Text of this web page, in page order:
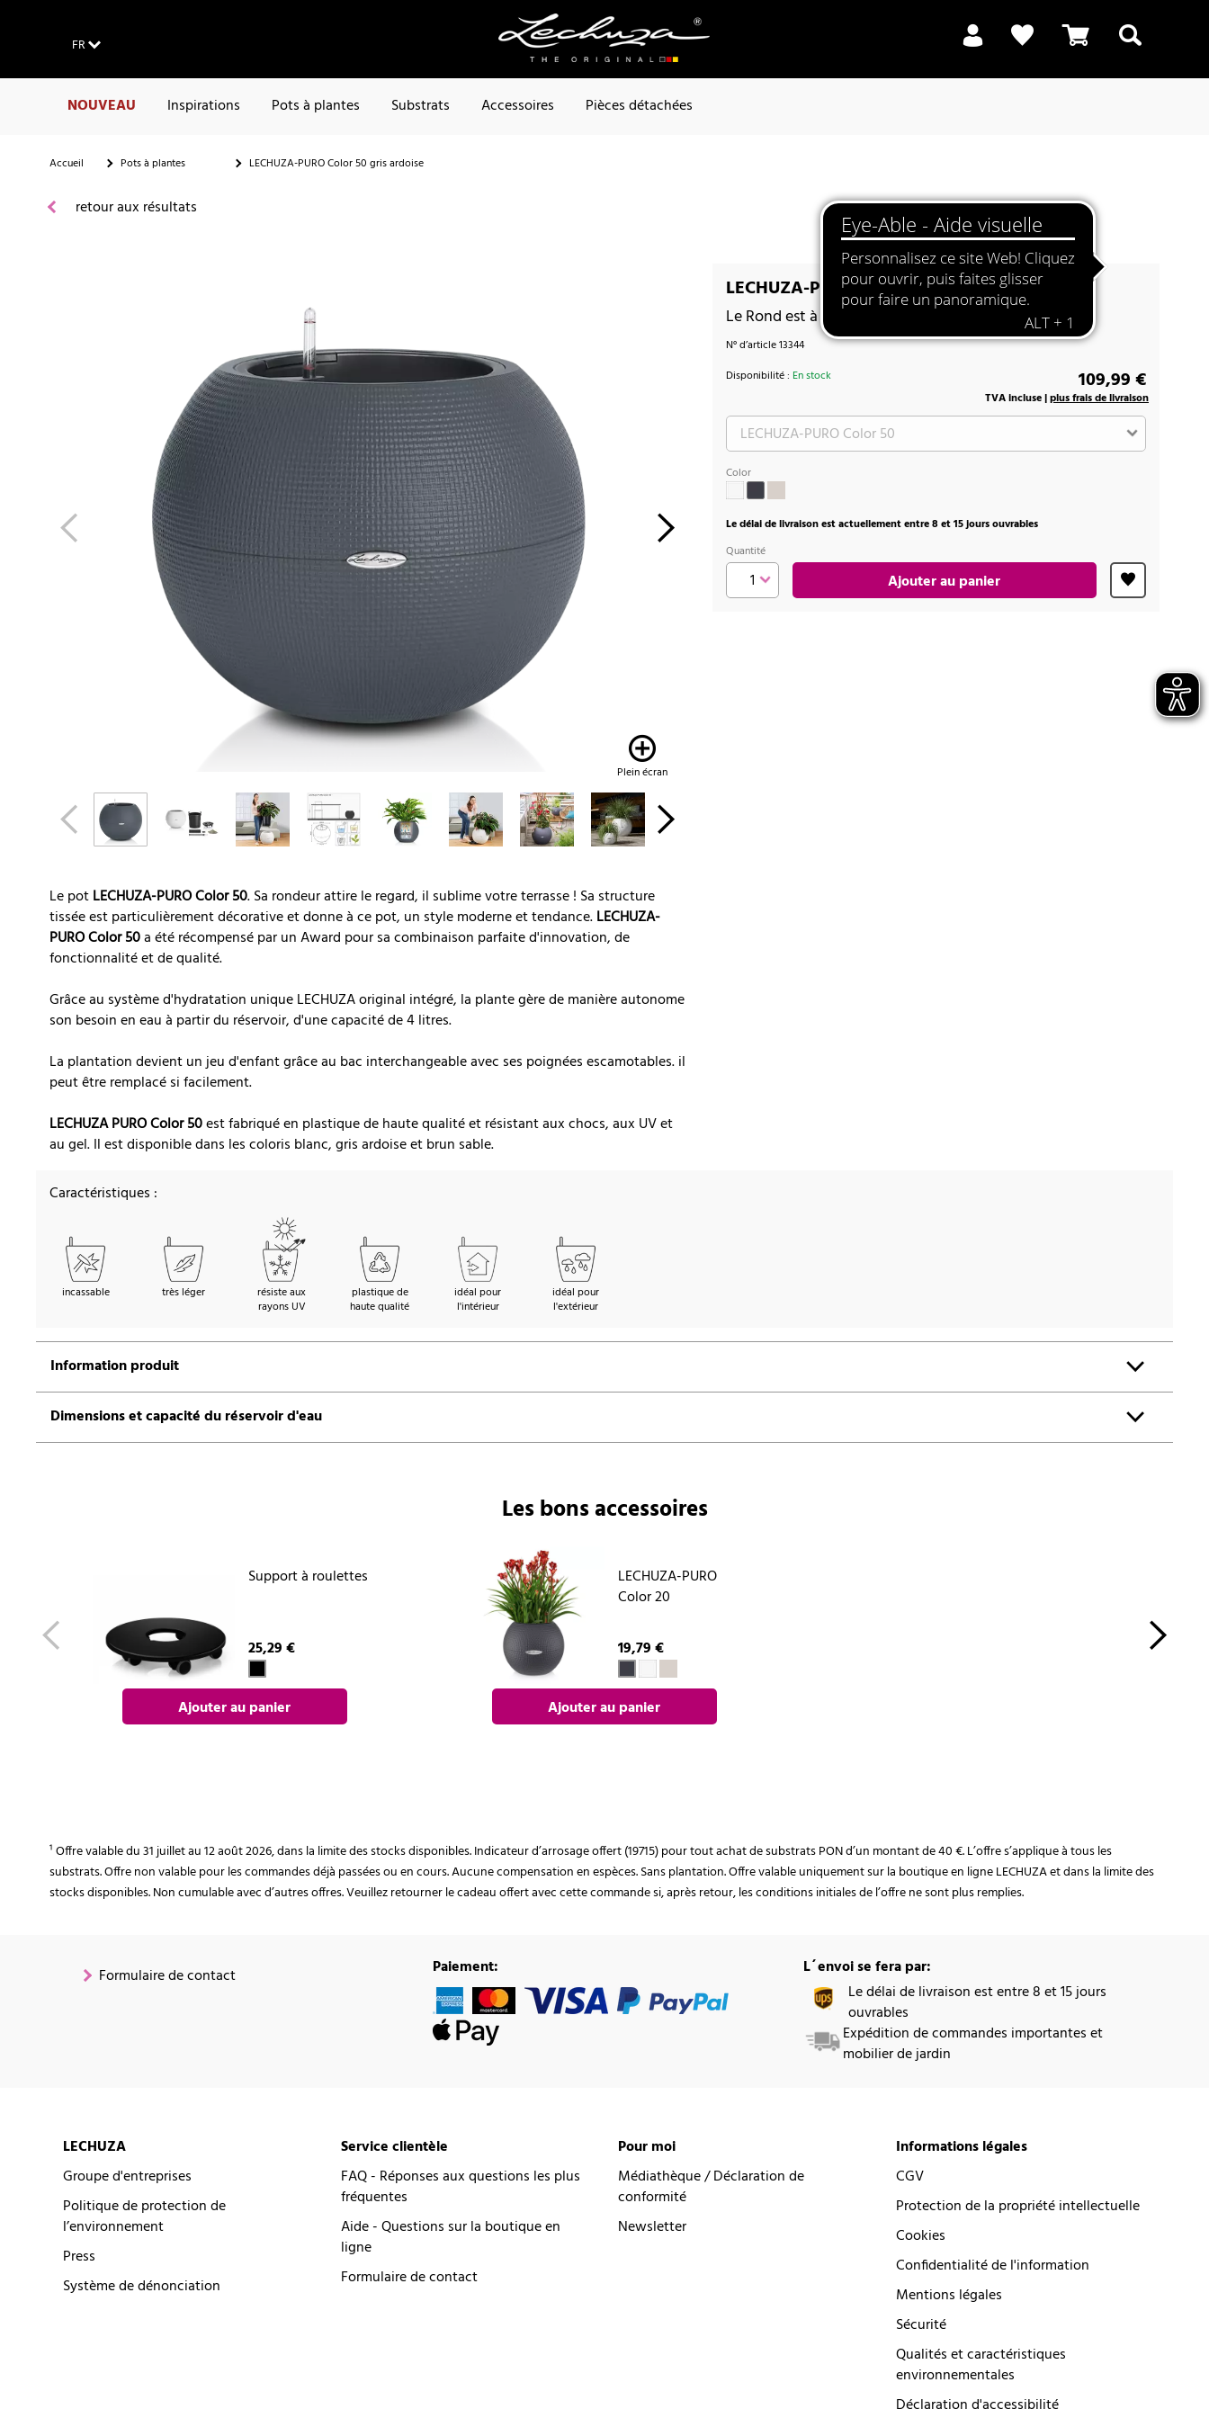
FR
NOUVEAU Inspirations Pots à plantes Substrats Accessoires Pièces détachées
Accueil Pots à plantes LECHUZA-PURO Color 50 gris ardoise
retour aux résultats
Plein écran
LECHUZA-PURO Color 50 gris ardoise
Le Rond est à l'honneur
N° d’article13344
Disponibilité : En stock 109,99 €
TVA incluse |plus frais de livraison
Color
Le délai de livraison est actuellement entre 8 et 15 jours ouvrables
Quantité
Ajouter au panier
Le potLECHUZA-PURO Color 50. Sa rondeur attire le regard, il sublime votre terrasse ! Sa structure
tissée est particulièrement décorative et donne à ce pot, un style moderne et tendance.LECHUZA-
PURO Color 50a été récompensé par un Award pour sa combinaison parfaite d'innovation, de
fonctionnalité et de qualité.
Grâce au système d'hydratation unique LECHUZA original intégré, la plante gère de manière autonome
son besoin en eau à partir du réservoir, d'une capacité de 4 litres.
La plantation devient un jeu d'enfant grâce au bac interchangeable avec ses poignées escamotables. il
peut être remplacé si facilement.
LECHUZA PURO Color 50est fabriqué en plastique de haute qualité et résistant aux chocs, aux UV et
au gel. Il est disponible dans les coloris blanc, gris ardoise et brun sable.
Caractéristiques :
incassable très léger
résiste aux
rayons UV
plastique de
haute qualité
idéal pour
l'intérieur
idéal pour
l'extérieur
Information produit
Dimensions et capacité du réservoir d'eau
Les bons accessoires
Support à roulettes
25,29 €
Ajouter au panier
LECHUZA-PURO
Color 20
19,79 €
Ajouter au panier
¹ Offre valable du 31 juillet au 12 août 2026, dans la limite des stocks disponibles. Indicateur d’arrosage offert (19715) pour tout achat de substrats PON d’un montant de 40 €. L’offre s’applique à tous les
substrats. Offre non valable pour les commandes déjà passées ou en cours. Aucune compensation en espèces. Sans plantation. Offre valable uniquement sur la boutique en ligne LECHUZA et dans la limite des
stocks disponibles. Non cumulable avec d’autres offres. Veuillez retourner le cadeau offert avec cette commande si, après retour, les conditions initiales de l’offre ne sont plus remplies.
Formulaire de contact Paiement:
L´envoi se fera par:
Le délai de livraison est entre 8 et 15 jours
ouvrables
Expédition de commandes importantes et
mobilier de jardin
LECHUZA
Groupe d'entreprises
Politique de protection de
l’environnement
Press
Système de dénonciation
Service clientèle
FAQ - Réponses aux questions les plus
fréquentes
Aide - Questions sur la boutique en
ligne
Formulaire de contact
Pour moi
Médiathèque / Déclaration de
conformité
Newsletter
Informations légales
CGV
Protection de la propriété intellectuelle
Cookies
Confidentialité de l'information
Mentions légales
Sécurité
Qualités et caractéristiques
environnementales
Déclaration d'accessibilité